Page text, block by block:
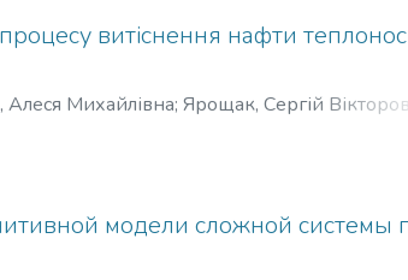
витіснення нафти
Алеся Михайлівна; Ярощак, Сергій
модели сложной системы